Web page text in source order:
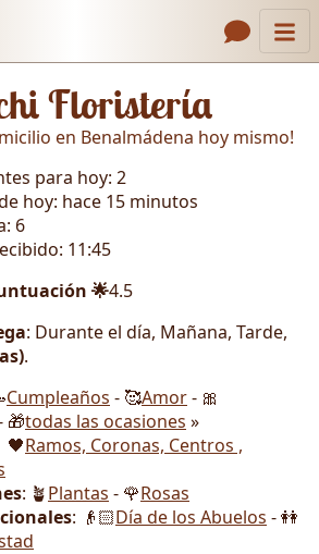
Floristería
en Benalmádena hoy mismo!
para hoy: 2
hoy: hace 15 minutos
6
11:45
🌟4.5
: Durante el día, Mañana, Tarde,
.
Cumpleaños - 🥰Amor- 🎀
🎁todas las ocasiones »
🖤Ramos, Coronas, Centros ,
: 🪴Plantas - 🌹Rosas
: 👴🏻Día de los Abuelos - 👭